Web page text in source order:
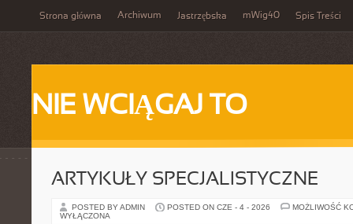
Strona główna Archiwum Jastrzębska mWig40 Spis Treści
NIE WCIĄGAJ TO
ARTYKUŁY SPECJALISTYCZNE
POSTED BY ADMIN POSTED ON CZE - 4 - 2026
MOŻLIWOŚĆ
WYŁĄCZONA